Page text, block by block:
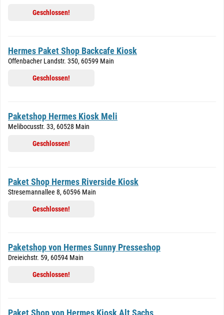
Geschlossen!
Hermes Paket Shop Backcafe Kiosk
Offenbacher Landstr. 350, 60599 Main
Geschlossen!
Paketshop Hermes Kiosk Meli
Melibocusstr. 33, 60528 Main
Geschlossen!
Paket Shop Hermes Riverside Kiosk
Stresemannallee 8, 60596 Main
Geschlossen!
Paketshop von Hermes Sunny Presseshop
Dreieichstr. 59, 60594 Main
Geschlossen!
Paket Shop von Hermes Kiosk Alt Sachs